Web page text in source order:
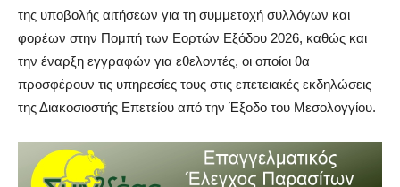
της υποβολής αιτήσεων για τη συμμετοχή συλλόγων και
φορέων στην Πομπή των Εορτών Εξόδου 2026, καθώς και
την έναρξη εγγραφών για εθελοντές, οι οποίοι θα
προσφέρουν τις υπηρεσίες τους στις επετειακές εκδηλώσεις
της Διακοσιοστής Επετείου από την Έξοδο του Μεσολογγίου.